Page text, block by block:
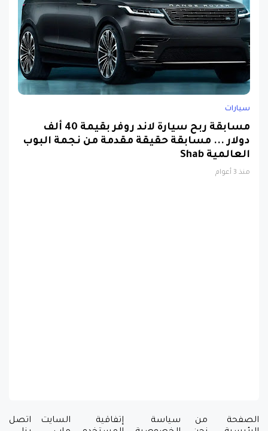
سيارات
مسابقة ربح سيارة لاند روفر بقيمة 40 ألف
دولار ... مسابقة حقيقة مقدمة من نجمة البوب
العالمية Shab
منذ 3 أعوام
الصفحة
من
سياسة
إتفاقية
السايت
اتصل